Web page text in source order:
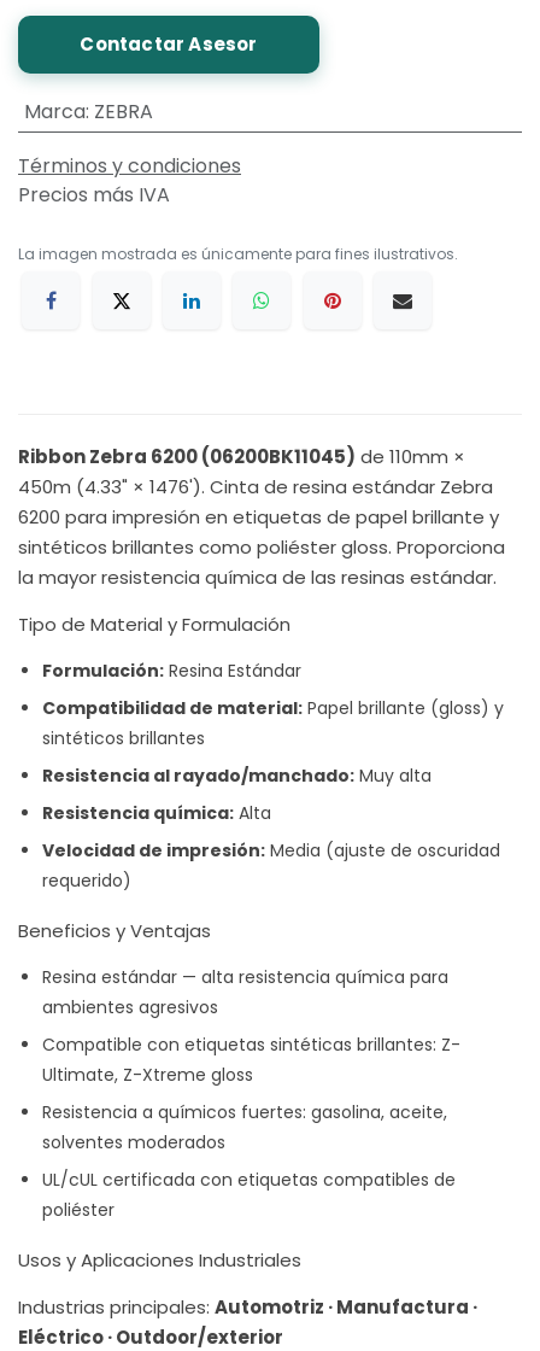
Contactar Asesor
Marca: ZEBRA
Términos y condiciones
Precios más IVA
La imagen mostrada es únicamente para fines ilustrativos.
Ribbon Zebra 6200 (06200BK11045) de 110mm ×
450m (4.33" × 1476'). Cinta de resina estándar Zebra
6200 para impresión en etiquetas de papel brillante y
sintéticos brillantes como poliéster gloss. Proporciona
la mayor resistencia química de las resinas estándar.
Tipo de Material y Formulación
Formulación: Resina Estándar
Compatibilidad de material: Papel brillante (gloss) y
sintéticos brillantes
Resistencia al rayado/manchado: Muy alta
Resistencia química: Alta
Velocidad de impresión: Media (ajuste de oscuridad
requerido)
Beneficios y Ventajas
Resina estándar — alta resistencia química para
ambientes agresivos
Compatible con etiquetas sintéticas brillantes: Z-
Ultimate, Z-Xtreme gloss
Resistencia a químicos fuertes: gasolina, aceite,
solventes moderados
UL/cUL certificada con etiquetas compatibles de
poliéster
Usos y Aplicaciones Industriales
Industrias principales: Automotriz · Manufactura ·
Eléctrico · Outdoor/exterior